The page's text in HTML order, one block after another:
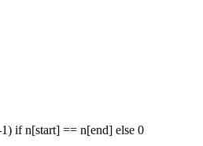
ifn[start] == n[end] else 0